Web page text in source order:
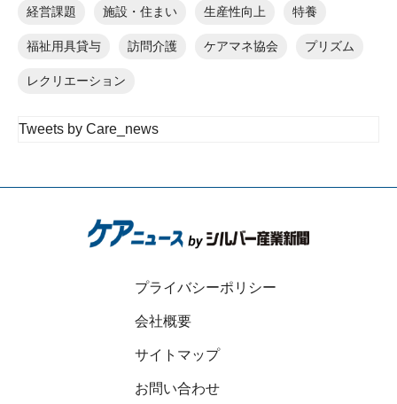
経営課題 施設・住まい 生産性向上 特養
福祉用具貸与 訪問介護 ケアマネ協会 プリズム
レクリエーション
Tweets by Care_news
プライバシーポリシー
会社概要
サイトマップ
お問い合わせ